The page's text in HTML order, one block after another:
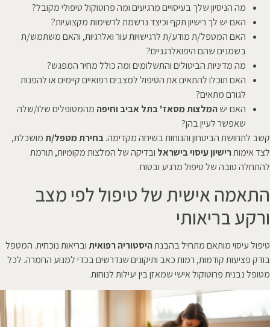
מה הניסיון שלך בעיסויים מרגיעים ומה פרוטוקול טיפולי מקובל?
האם יש לך רישיון תקף וכיצד נרשמת לרשימות מקצועיות?
האם המטפל/ת מודע/ת לרגישויות עור ואלרגיות, והאם משתמש/ת
בשמנים שהם היפואלרגניים?
מה מדיניות הביטולים והתשלומים ומה כולל מחיר המפגש?
האם תוכלו להתאים את הטיפול למצבים רפואיים קיימים או להפנות
לגורם מתאים?
האם ישהמלצות מסאז' בתל אביב וחיפה מהמטופלים שלו/שלה
שאפשר לעיין בהן?
קשב לתחושת הביטחון והנוחות בשיחה מקדימה.בחירת מטפל/תמושכלת,
לצד אימותרישיון עיסוי בישראל ובדיקה של המלצות מקומיות, תורמת
להתחלה טובה של טיפול מרגיע ובטוח.
התאמה אישית של טיפול לפי מצב
ורקע בריאותי
טיפול עיסוי מותאם מתחיל בהבנתהיסטוריה רפואיתובריאות נוכחית. המטפל
בודק פציעות קודמות, רמות כאב ותיקונים שנדרשים בכדי למנוע החמרה. לכל
מטופל נבנית פרוטוקול אישי שמאזן בין יעילות לנוחות.